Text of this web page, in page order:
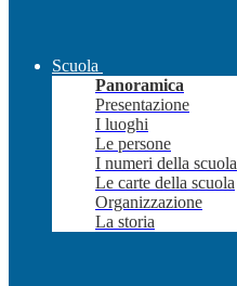
Scuola
Panoramica
Presentazione
I luoghi
Le persone
I numeri della scuola
Le carte della scuola
Organizzazione
La storia